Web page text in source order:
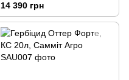
14 390 грн